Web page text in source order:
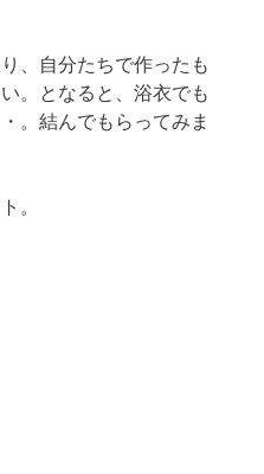
、自分たちで作ったも
。となると、浴衣でも
。結んでもらってみま
。